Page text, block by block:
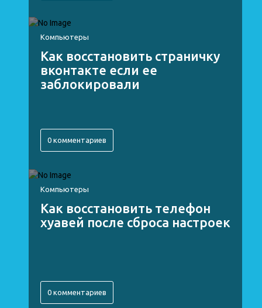
Компьютеры
Как восстановить страничку
вконтакте если ее
заблокировали
0 комментариев
Компьютеры
Как восстановить телефон
хуавей после сброса настроек
0 комментариев